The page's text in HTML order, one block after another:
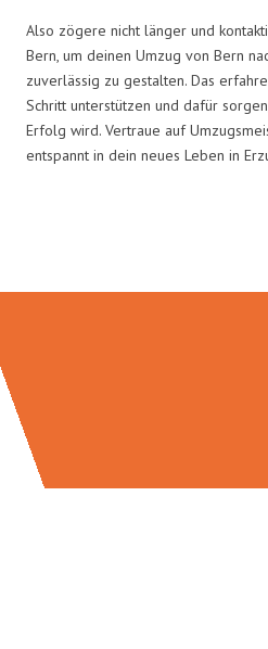
Also zögere nicht länger und
Bern, um deinen Umzug von Bern
zuverlässig zu gestalten. Das
Schritt unterstützen und dafür
Erfolg wird. Vertraue auf
entspannt in dein neues Leben in